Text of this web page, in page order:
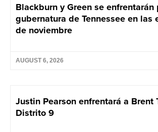
Blackburn y Green se enfrentarán
gubernatura de Tennessee en las
de noviembre
AUGUST 6, 2026
Justin Pearson enfrentará a Brent
Distrito 9